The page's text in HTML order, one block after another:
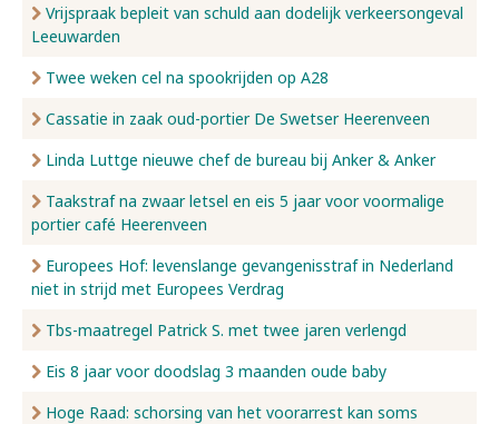
Vrijspraak bepleit van schuld aan dodelijk verkeersongeval
Leeuwarden
Twee weken cel na spookrijden op A28
Cassatie in zaak oud-portier De Swetser Heerenveen
Linda Luttge nieuwe chef de bureau bij Anker & Anker
Taakstraf na zwaar letsel en eis 5 jaar voor voormalige
portier café Heerenveen
Europees Hof: levenslange gevangenisstraf in Nederland
niet in strijd met Europees Verdrag
Tbs-maatregel Patrick S. met twee jaren verlengd
Eis 8 jaar voor doodslag 3 maanden oude baby
Hoge Raad: schorsing van het voorarrest kan soms